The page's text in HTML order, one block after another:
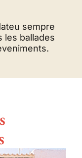
sempre
les ballades